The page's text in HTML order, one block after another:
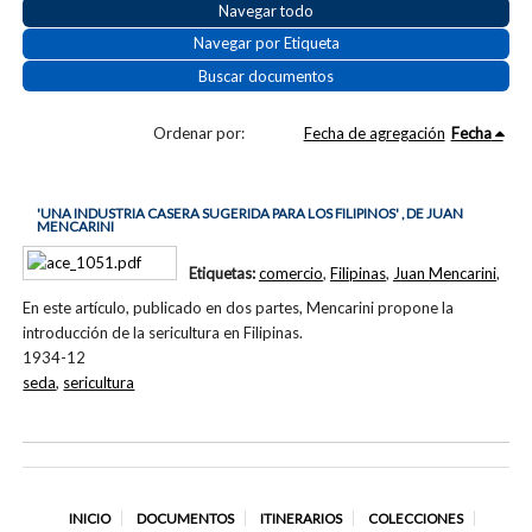
Navegar todo
Navegar por Etiqueta
Buscar documentos
Ordenar por: Fecha de agregación Fecha
'UNA INDUSTRIA CASERA SUGERIDA PARA LOS FILIPINOS' , DE JUAN
MENCARINI
En este artículo, publicado en dos partes, Mencarini propone la
introducción de la sericultura en Filipinas.
1934-12
Etiquetas:comercio, Filipinas, Juan Mencarini,
seda, sericultura
INICIO DOCUMENTOS ITINERARIOS COLECCIONES